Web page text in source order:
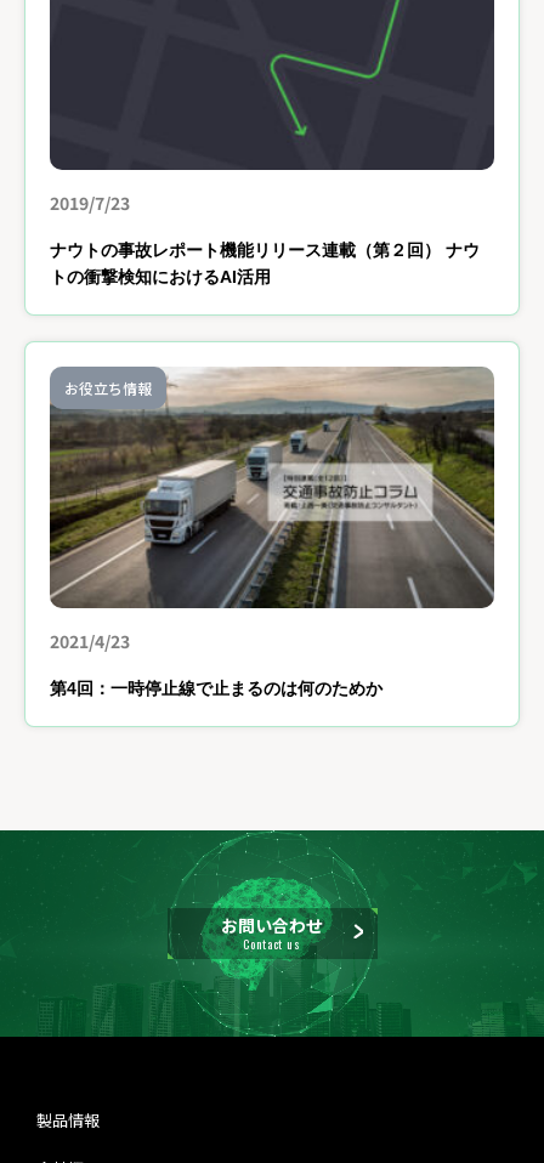
2019/7/23
ナウトの事故レポート機能リリース連載（第２回） ナウ
トの衝撃検知におけるAI活用
お役立ち情報
2021/4/23
第4回：一時停止線で止まるのは何のためか
お問い合わせ
Contact us
製品情報